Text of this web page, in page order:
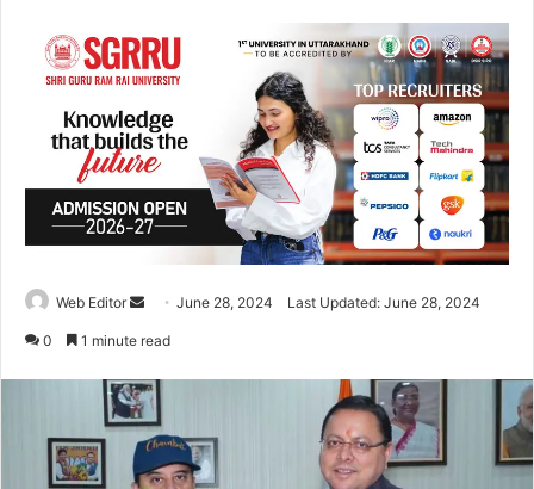
Web Editor
d
a
n
e
June 28, 2024 Last Updated: June 28, 2024
0 1 minute read